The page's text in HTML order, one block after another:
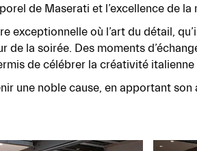
de Maserati et l’excellence de la
exceptionnelle où l’art du détail,
de la soirée. Des moments
de célébrer la créativité
une noble cause, en apportant son